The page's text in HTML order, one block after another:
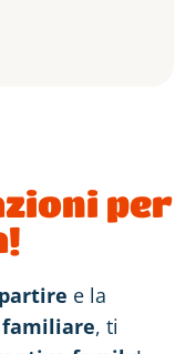
per
e la
, ti